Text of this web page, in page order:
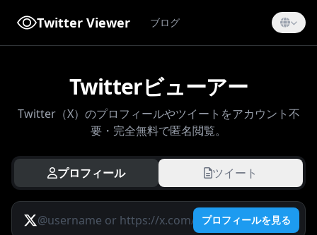
Twitter Viewer ブログ
Twitterビューアー
Twitter（X）のプロフィールやツイートをアカウント不
要・完全無料で匿名閲覧。
プロフィール ツイート
プロフィールを見る